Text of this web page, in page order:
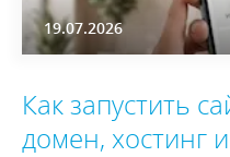
19.07.2026
Как запустить
домен, хостинг